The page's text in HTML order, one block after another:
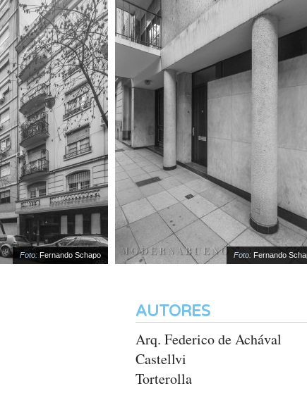
Foto:Fernando Schapo Foto:Fernando Schapo
AUTORES
Arq. Federico de Achával
Castellvi
Torterolla